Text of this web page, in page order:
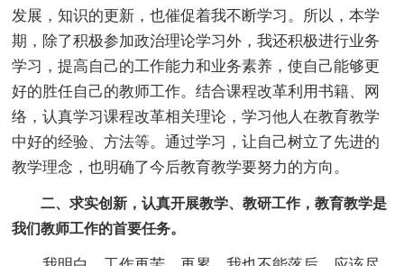
发展，知识的更新，也催促着我不断学习。所以，本学
期，除了积极参加政治理论学习外，我还积极进行业务
学习，提高自己的工作能力和业务素养，使自己能够更
好的胜任自己的教师工作。结合课程改革利用书籍、网
络，认真学习课程改革相关理论，学习他人在教育教学
中好的经验、方法等。通过学习，让自己树立了先进的
教学理念，也明确了今后教育教学要努力的方向。
二、求实创新，认真开展教学、教研工作，教育教学是
我们教师工作的首要任务。